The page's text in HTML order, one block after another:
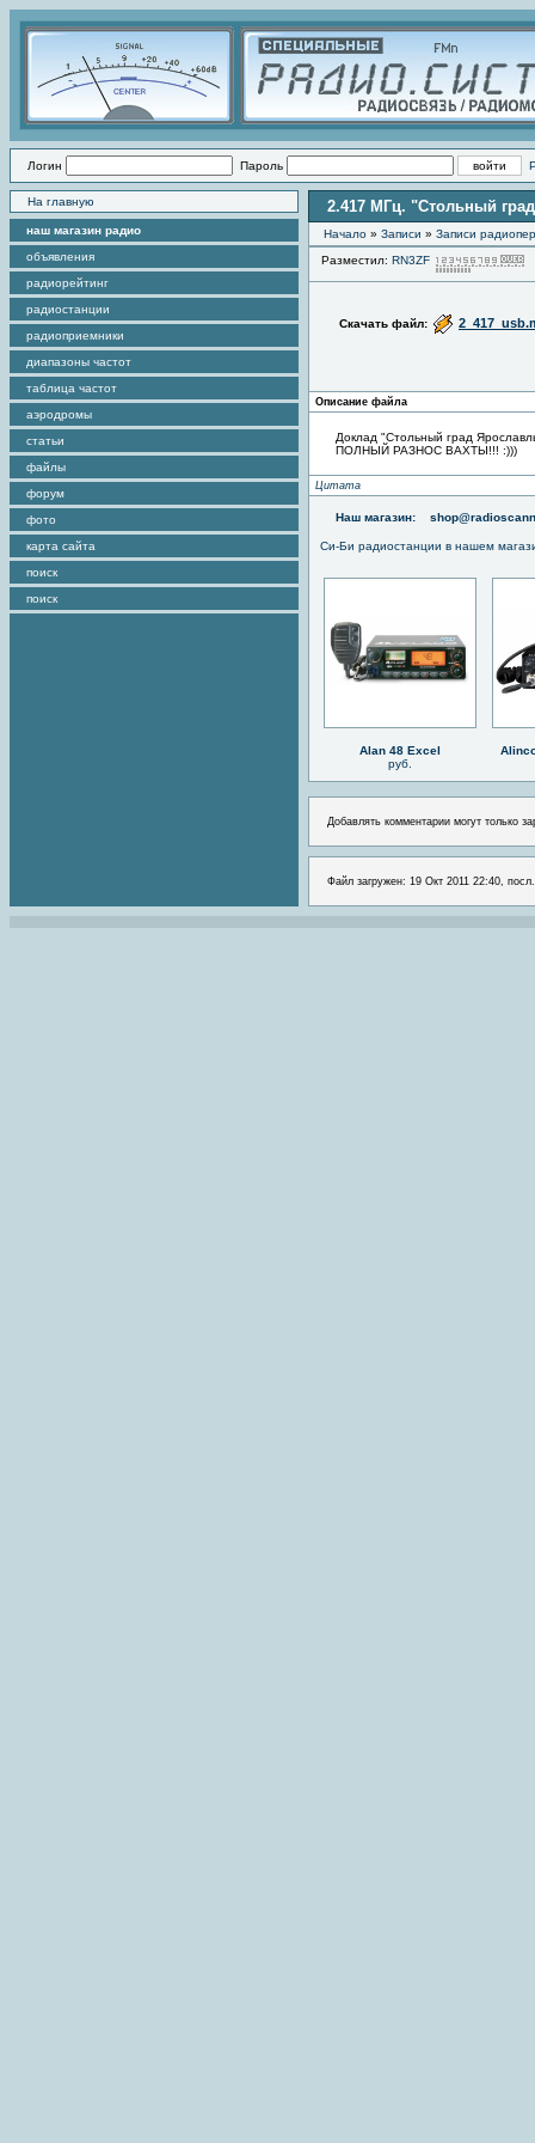
Логин Пароль
На главную
наш магазин радио
объявления
радиорейтинг
радиостанции
радиоприемники
диапазоны частот
таблица частот
аэродромы
статьи
файлы
форум
фото
карта сайта
поиск
поиск
2.417 МГц. "Стольный
Начало » Записи » Записи
Разместил: RN3ZF
Скачать файл:
Описание файла
Доклад "Стольный град
ПОЛНЫЙ РАЗНОС ВАХТЫ!!! :)))
Цитата
Наш магазин:
Си-Би радиостанции в нашем
Alan 48 Excel
руб.
Добавлять комментарии могут только
Файл загружен: 19 Окт 2011 22:40,